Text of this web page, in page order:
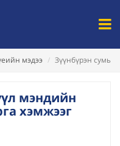
мэдээ Зүүнбүрэн сумын
мэндийн
хэмжээг